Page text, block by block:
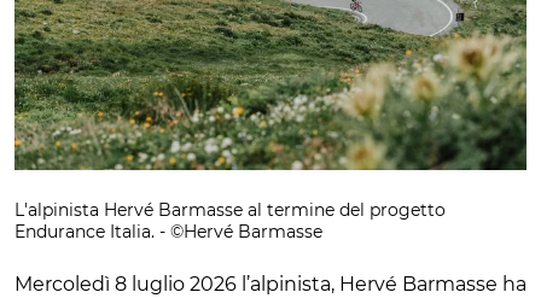
L'alpinista Hervé Barmasse al termine del progetto
Endurance Italia. - ©Hervé Barmasse
Mercoledì 8 luglio 2026 l’alpinista, Hervé Barmasse ha